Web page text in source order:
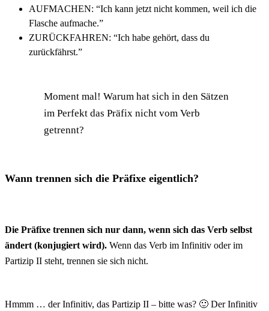
AUFMACHEN: “Ich kann jetzt nicht kommen, weil ich die
Flasche aufmache.”
ZURÜCKFAHREN: “Ich habe gehört, dass du
zurückfährst.”
Moment mal! Warum hat sich in den Sätzen
im Perfekt das Präfix nicht vom Verb
getrennt?
Wann trennen sich die Präfixe eigentlich?
Die Präfixe trennen sich nur dann, wenn sich das Verb selbst
ändert (konjugiert wird). Wenn das Verb im Infinitiv oder im
Partizip II steht, trennen sie sich nicht.
Hmmm … der Infinitiv, das Partizip II – bitte was? 🙂 Der Infinitiv